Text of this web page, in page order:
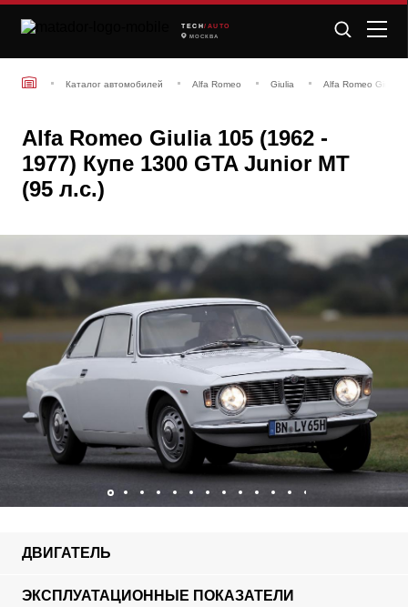
TECH /AUTO
МОСКВА
Каталог автомобилей Alfa Romeo Giulia Alfa Romeo Giulia
Alfa Romeo Giulia 105 (1962 -
1977) Купе 1300 GTA Junior MT
(95 л.с.)
ДВИГАТЕЛЬ
ЭКСПЛУАТАЦИОННЫЕ ПОКАЗАТЕЛИ